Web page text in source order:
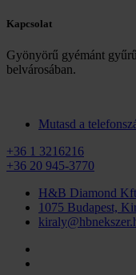
Kapcsolat
Gyönyörű gyémánt
belvárosában.
Mutasd a
+36 1 3216216
+36 20 945-3770
H&B Diamond
1075 Budapest,